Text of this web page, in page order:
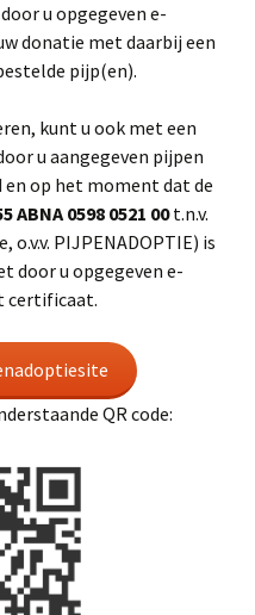
u opgegeven e-
donatie met daarbij een
pijp(en).
kunt u ook met een
u aangegeven pijpen
en op het moment dat de
ABNA 0598 0521 00t.n.v.
PIJPENADOPTIE) is
door u opgegeven e-
certificaat.
QR code: